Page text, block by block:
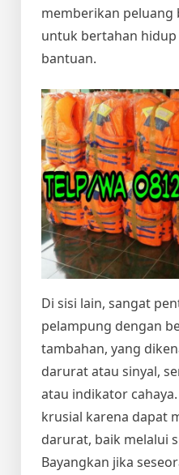
memberikan peluang
untuk bertahan
bantuan.
Di sisi lain, sangat
pelampung dengan
tambahan, yang
darurat atau sinyal,
atau indikator
krusial karena dapat
darurat, baik melalui
Bayangkan jika